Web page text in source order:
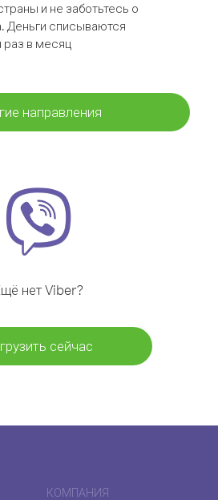
и не заботьтесь о
Деньги списываются
раз в месяц
направления
нет Viber?
сейчас
КОМПАНИЯ